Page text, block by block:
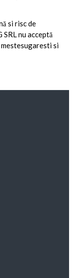
si risc de
nu acceptă
si